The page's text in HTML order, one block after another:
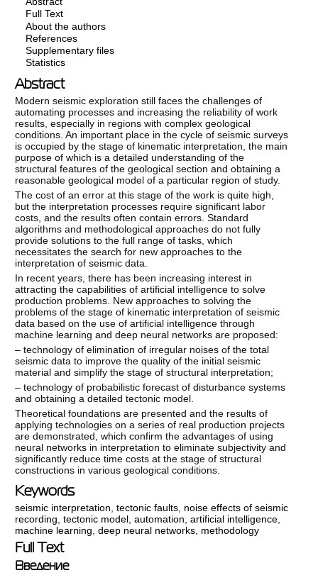
Full Text
About the authors
References
Supplementary files
Statistics
Abstract
Modern seismic exploration still faces the challenges of
automating processes and increasing the reliability of work
results, especially in regions with complex geological
conditions. An important place in the cycle of seismic surveys
is occupied by the stage of kinematic interpretation, the main
purpose of which is a detailed understanding of the
structural features of the geological section and obtaining a
reasonable geological model of a particular region of study.
The cost of an error at this stage of the work is quite high,
but the interpretation processes require significant labor
costs, and the results often contain errors. Standard
algorithms and methodological approaches do not fully
provide solutions to the full range of tasks, which
necessitates the search for new approaches to the
interpretation of seismic data.
In recent years, there has been increasing interest in
attracting the capabilities of artificial intelligence to solve
production problems. New approaches to solving the
problems of the stage of kinematic interpretation of seismic
data based on the use of artificial intelligence through
machine learning and deep neural networks are proposed:
– technology of elimination of irregular noises of the total
seismic data to improve the quality of the initial seismic
material and simplify the stage of structural interpretation;
– technology of probabilistic forecast of disturbance systems
and obtaining a detailed tectonic model.
Theoretical foundations are presented and the results of
applying technologies on a series of real production projects
are demonstrated, which confirm the advantages of using
neural networks in interpretation to eliminate subjectivity and
significantly reduce time costs at the stage of structural
constructions in various geological conditions.
Keywords
seismic interpretation ,tectonic faults noise effects of seismic
recording ,tectonic model ,automation ,artificial intelligence
machine learning ,deep neural networks methodology
Full Text
Введение